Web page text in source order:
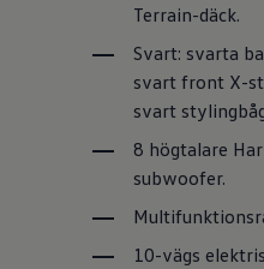
Terrain-däck.
Svart: svarta
svart front X-
svart
8 högtalare
subwoofer.
10-vägs